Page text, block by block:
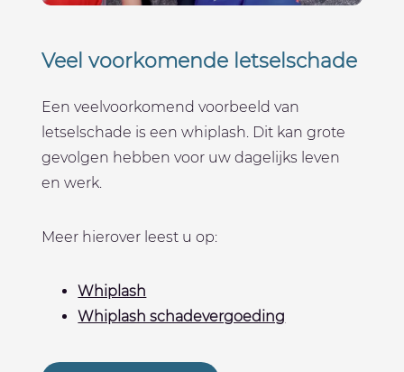
Veel voorkomende letselschade
Een veelvoorkomend voorbeeld van
letselschade is een whiplash. Dit kan grote
gevolgen hebben voor uw dagelijks leven
en werk.
Meer hierover leest u op:
Whiplash
Whiplash schadevergoeding